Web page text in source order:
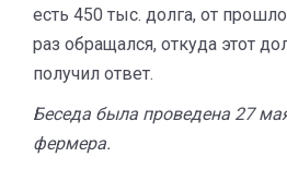
есть 450 тыс. долга, от
раз обращался, откуда этот
получил ответ.
Беседа была проведена 27
фермера.